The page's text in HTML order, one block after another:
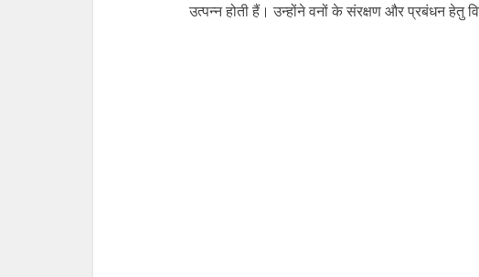
उत्पन्न होती हैं। उन्होंने वनों के संरक्षण और प्रबंधन हेतु